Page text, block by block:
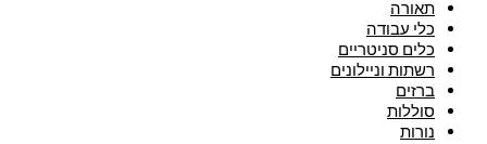
תאורה
כלי עבודה
כלים סניטריים
רשתות וניילונים
ברזים
סוללות
נורות